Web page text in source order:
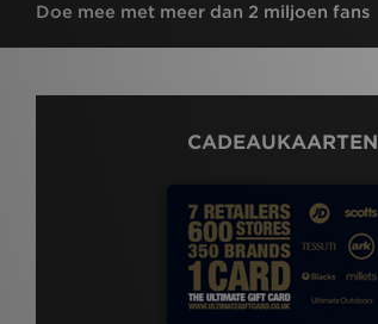
Doe mee met meer dan 2 miljoen fans
CADEAUKAARTEN